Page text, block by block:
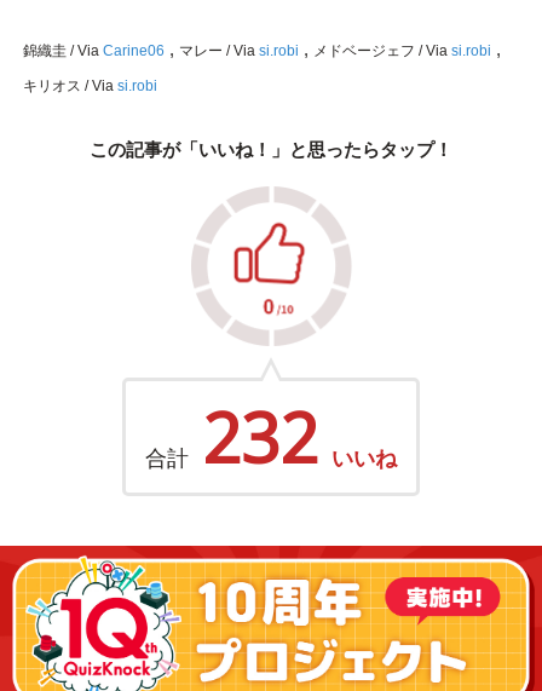
錦織圭 / Via Carine06 , マレー / Via si.robi , メドベージェフ / Via si.robi ,
キリオス / Via si.robi
この記事が「いいね！」と思ったらタップ！
合計 232 いいね